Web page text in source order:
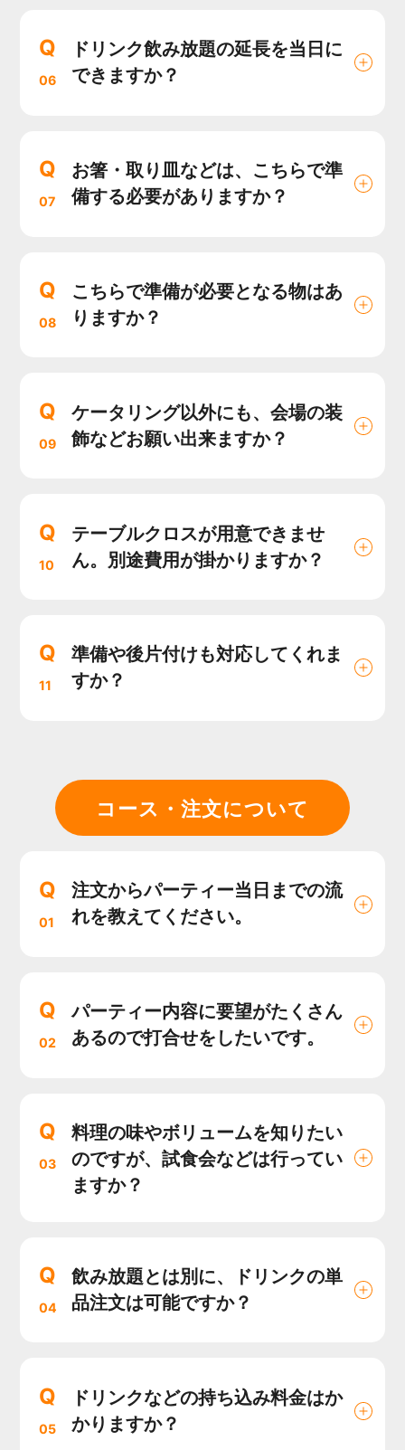
Q
06
ドリンク飲み放題の延長を当日に
できますか？
Q
07
お箸・取り皿などは、こちらで準
備する必要がありますか？
Q
08
こちらで準備が必要となる物はあ
りますか？
Q
09
ケータリング以外にも、会場の装
飾などお願い出来ますか？
Q
10
テーブルクロスが用意できませ
ん。別途費用が掛かりますか？
Q
11
準備や後片付けも対応してくれま
すか？
コース・注文について
Q
01
注文からパーティー当日までの流
れを教えてください。
Q
02
パーティー内容に要望がたくさん
あるので打合せをしたいです。
Q
03
料理の味やボリュームを知りたい
のですが、試食会などは行ってい
ますか？
Q
04
飲み放題とは別に、ドリンクの単
品注文は可能ですか？
Q
05
ドリンクなどの持ち込み料金はか
かりますか？